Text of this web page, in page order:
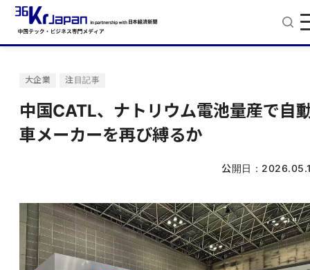
大企業 注目記事
中国CATL、ナトリウム電池量産で自
車メーカーを再び縛るか
公開日：